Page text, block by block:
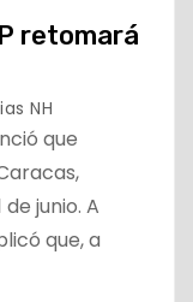
retomará
NH
que
junio. A
que, a